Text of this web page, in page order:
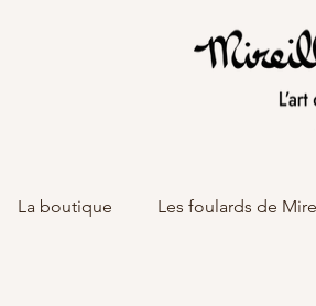
La boutique Les foulards de